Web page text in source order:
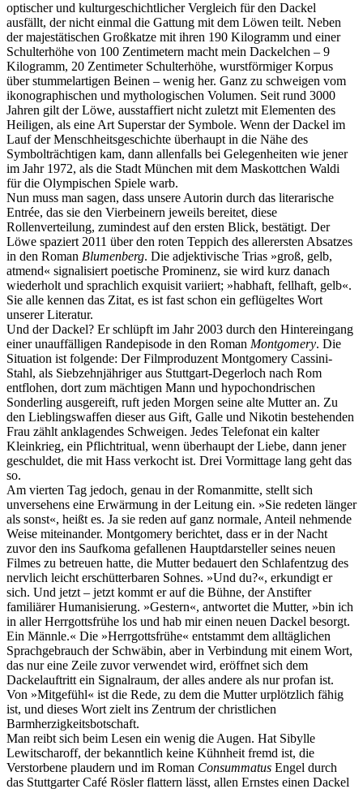
optischer und kulturgeschichtlicher Vergleich für den Dackel
ausfällt, der nicht einmal die Gattung mit dem Löwen teilt. Neben
der majestätischen Großkatze mit ihren 190 Kilogramm und einer
Schulterhöhe von 100 Zentimetern macht mein Dackelchen – 9
Kilogramm, 20 Zentimeter Schulterhöhe, wurstförmiger Korpus
über stummelartigen Beinen – wenig her. Ganz zu schweigen vom
ikonographischen und mythologischen Volumen. Seit rund 3000
Jahren gilt der Löwe, ausstaffiert nicht zuletzt mit Elementen des
Heiligen, als eine Art Superstar der Symbole. Wenn der Dackel im
Lauf der Menschheitsgeschichte überhaupt in die Nähe des
Symbolträchtigen kam, dann allenfalls bei Gelegenheiten wie jener
im Jahr 1972, als die Stadt München mit dem Maskottchen Waldi
für die Olympischen Spiele warb.
Nun muss man sagen, dass unsere Autorin durch das literarische
Entrée, das sie den Vierbeinern jeweils bereitet, diese
Rollenverteilung, zumindest auf den ersten Blick, bestätigt. Der
Löwe spaziert 2011 über den roten Teppich des allerersten Absatzes
in den Roman Blumenberg. Die adjektivische Trias »groß, gelb,
atmend« signalisiert poetische Prominenz, sie wird kurz danach
wiederholt und sprachlich exquisit variiert; »habhaft, fellhaft, gelb«.
Sie alle kennen das Zitat, es ist fast schon ein geflügeltes Wort
unserer Literatur.
Und der Dackel? Er schlüpft im Jahr 2003 durch den Hintereingang
einer unauffälligen Randepisode in den Roman Montgomery. Die
Situation ist folgende: Der Filmproduzent Montgomery Cassini-
Stahl, als Siebzehnjähriger aus Stuttgart-Degerloch nach Rom
entflohen, dort zum mächtigen Mann und hypochondrischen
Sonderling ausgereift, ruft jeden Morgen seine alte Mutter an. Zu
den Lieblingswaffen dieser aus Gift, Galle und Nikotin bestehenden
Frau zählt anklagendes Schweigen. Jedes Telefonat ein kalter
Kleinkrieg, ein Pflichtritual, wenn überhaupt der Liebe, dann jener
geschuldet, die mit Hass verkocht ist. Drei Vormittage lang geht das
so.
Am vierten Tag jedoch, genau in der Romanmitte, stellt sich
unversehens eine Erwärmung in der Leitung ein. »Sie redeten länger
als sonst«, heißt es. Ja sie reden auf ganz normale, Anteil nehmende
Weise miteinander. Montgomery berichtet, dass er in der Nacht
zuvor den ins Saufkoma gefallenen Hauptdarsteller seines neuen
Filmes zu betreuen hatte, die Mutter bedauert den Schlafentzug des
nervlich leicht erschütterbaren Sohnes. »Und du?«, erkundigt er
sich. Und jetzt – jetzt kommt er auf die Bühne, der Anstifter
familiärer Humanisierung. »Gestern«, antwortet die Mutter, »bin ich
in aller Herrgottsfrühe los und hab mir einen neuen Dackel besorgt.
Ein Männle.« Die »Herrgottsfrühe« entstammt dem alltäglichen
Sprachgebrauch der Schwäbin, aber in Verbindung mit einem Wort,
das nur eine Zeile zuvor verwendet wird, eröffnet sich dem
Dackelauftritt ein Signalraum, der alles andere als nur profan ist.
Von »Mitgefühl« ist die Rede, zu dem die Mutter urplötzlich fähig
ist, und dieses Wort zielt ins Zentrum der christlichen
Barmherzigkeitsbotschaft.
Man reibt sich beim Lesen ein wenig die Augen. Hat Sibylle
Lewitscharoff, der bekanntlich keine Kühnheit fremd ist, die
Verstorbene plaudern und im Roman Consummatus Engel durch
das Stuttgarter Café Rösler flattern lässt, allen Ernstes einen Dackel